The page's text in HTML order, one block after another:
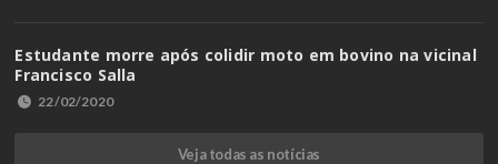
Estudante morre após colidir moto em bovino na vicinal
Francisco Salla
22/02/2020
Veja todas as notícias